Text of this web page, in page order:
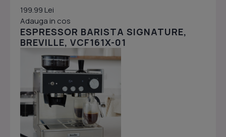
199.99 Lei
Adauga in cos
ESPRESSOR BARISTA SIGNATURE,
BREVILLE, VCF161X-01